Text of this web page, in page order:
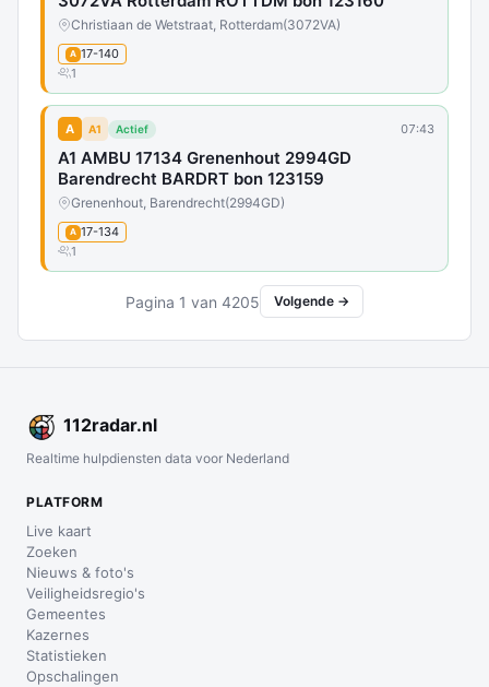
Christiaan de Wetstraat, Rotterdam(3072VA)
A 17-140
1
A A1 Actief 07:43
A1 AMBU 17134 Grenenhout 2994GD
Barendrecht BARDRT bon 123159
Grenenhout, Barendrecht(2994GD)
A 17-134
1
Pagina 1 van 4205 Volgende →
112radar.nl
Realtime hulpdiensten data voor Nederland
PLATFORM
Live kaart
Zoeken
Nieuws & foto's
Veiligheidsregio's
Gemeentes
Kazernes
Statistieken
Opschalingen